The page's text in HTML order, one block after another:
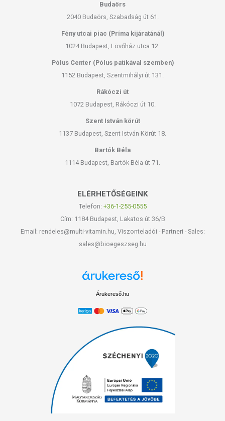
Budaörs
2040 Budaörs, Szabadság út 61.
Fény utcai piac (Príma kijáratánál)
1024 Budapest, Lövőház utca 12.
Pólus Center (Pólus patikával szemben)
1152 Budapest, Szentmihályi út 131.
Rákóczi út
1072 Budapest, Rákóczi út 10.
Szent István körút
1137 Budapest, Szent István Körút 18.
Bartók Béla
1114 Budapest, Bartók Béla út 71.
ELÉRHETŐSÉGEINK
Telefon: +36-1-255-0555
Cím: 1184 Budapest, Lakatos út 36/B
Email: rendeles@multi-vitamin.hu, Viszonteladói - Partneri - Sales:
sales@bioegeszseg.hu
Árukereső.hu